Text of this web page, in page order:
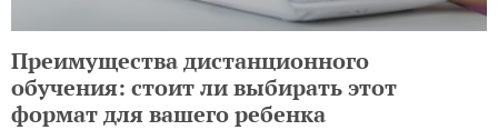
Преимущества дистанционного
обучения: стоит ли выбирать этот
формат для вашего ребенка